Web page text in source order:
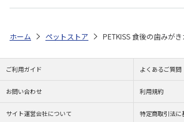
ホーム ペットストア PETKISS 食後の歯みが
ご利用ガイド よくあるご質問
お問い合わせ 利用規約
サイト運営会社について 特定商取引法に